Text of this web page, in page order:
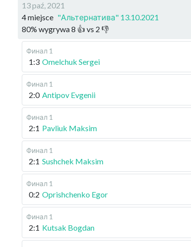
13 paź, 2021
4 miejsce "Альтернатива" 13.10.2021
80% wygrywa8 👍 vs 2 👎
Финал 1
1:3 Omelchuk Sergei
Финал 1
2:0 Antipov Evgenii
Финал 1
2:1 Pavliuk Maksim
Финал 1
2:1 Sushchek Maksim
Финал 1
0:2 Oprishchenko Egor
Финал 1
2:1 Kutsak Bogdan